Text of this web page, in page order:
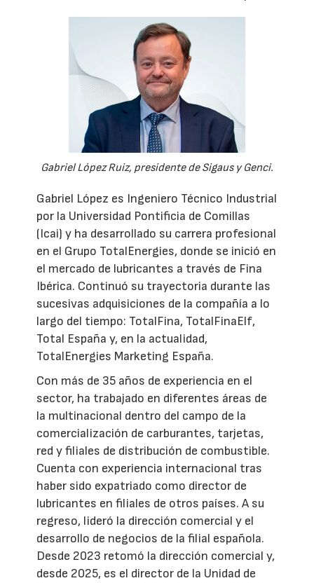
Gabriel López Ruiz, presidente de Sigaus y Genci.
Gabriel López es Ingeniero Técnico Industrial
por la Universidad Pontificia de Comillas
(Icai) y ha desarrollado su carrera profesional
en el Grupo TotalEnergies, donde se inició en
el mercado de lubricantes a través de Fina
Ibérica. Continuó su trayectoria durante las
sucesivas adquisiciones de la compañía a lo
largo del tiempo: TotalFina, TotalFinaElf,
Total España y, en la actualidad,
TotalEnergies Marketing España.
Con más de 35 años de experiencia en el
sector, ha trabajado en diferentes áreas de
la multinacional dentro del campo de la
comercialización de carburantes, tarjetas,
red y filiales de distribución de combustible.
Cuenta con experiencia internacional tras
haber sido expatriado como director de
lubricantes en filiales de otros países. A su
regreso, lideró la dirección comercial y el
desarrollo de negocios de la filial española.
Desde 2023 retomó la dirección comercial y,
desde 2025, es el director de la Unidad de